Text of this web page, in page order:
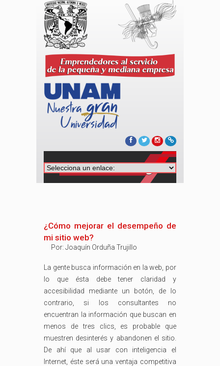
¿Cómo mejorar el desempeño de
mi sitio web?
Por: Joaquín Orduña Trujillo
La gente busca información en la web, por
lo que ésta debe tener claridad y
accesibilidad mediante un botón, de lo
contrario, si los consultantes no
encuentran la información que buscan en
menos de tres clics, es probable que
muestren desinterés y abandonen el sitio.
De ahí que al usar con inteligencia el
Internet, éste será una ventaja competitiva